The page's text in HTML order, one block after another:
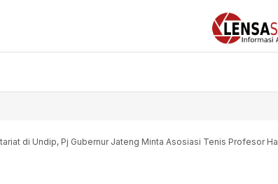
di Undip, Pj Gubernur Jateng Minta Asosiasi Tenis Profesor